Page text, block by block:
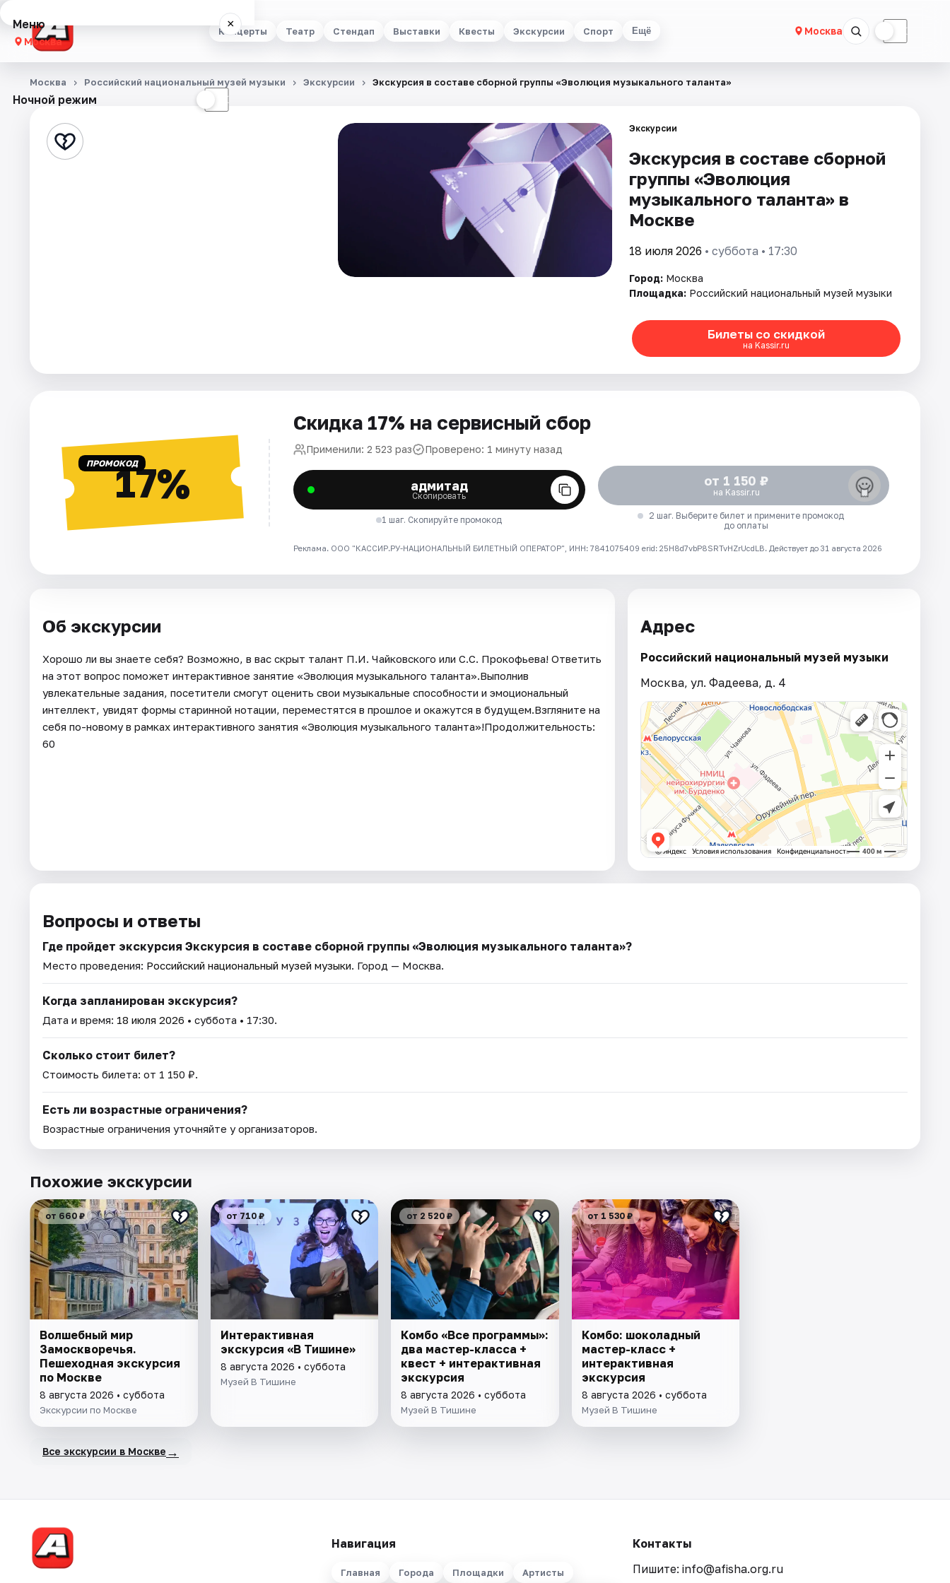
Концерты Театр Стендап Выставки Квесты Экскурсии Спорт Ещё Москва ☾
Меню ×
Москва
Концерты
Стендап
Рейтинги
Ночной режим ☾
Москва Российский национальный музей музыки Экскурсии Экскурсия в составе сборной группы «Эволюция музыкального талантa»
Экскурсии
Экскурсия в составе сборной
группы «Эволюция
музыкального талантa» в
Москве
18 июля 2026 • суббота • 17:30
Город: Москва
Площадка: Российский национальный музей музыки
Билеты со скидкой
на Kassir.ru
ПРОМОКОД17%
Скидка 17% на сервисный сбор
Применили: 2 523 раз Проверено: 1 минуту назад
адмитад
Скопировать
1 шаг. Скопируйте промокод
от 1 150 ₽
на Kassir.ru
2 шаг. Выберите билет и примените промокод
до оплаты
Реклама. ООО "КАССИР.РУ-НАЦИОНАЛЬНЫЙ БИЛЕТНЫЙ ОПЕРАТОР", ИНН: 7841075409 erid: 25H8d7vbP8SRTvHZrUcdLB. Действует до 31 августа 2026
Об экскурсии
Хорошо ли вы знаете себя? Возможно, в вас скрыт талант П.И. Чайковского или С.С. Прокофьева! Ответить
на этот вопрос поможет интерактивное занятие «Эволюция музыкального таланта».Выполнив
увлекательные задания, посетители смогут оценить свои музыкальные способности и эмоциональный
интеллект, увидят формы старинной нотации, переместятся в прошлое и окажутся в будущем.Взгляните на
себя по-новому в рамках интерактивного занятия «Эволюция музыкального таланта»!Продолжительность:
60
Адрес
Российский национальный музей музыки
Москва, ул. Фадеева, д. 4
Вопросы и ответы
Где пройдет экскурсия Экскурсия в составе сборной группы «Эволюция музыкального талантa»?
Место проведения: Российский национальный музей музыки. Город — Москва.
Когда запланирован экскурсия?
Дата и время: 18 июля 2026 • суббота • 17:30.
Сколько стоит билет?
Стоимость билета: от 1 150 ₽.
Есть ли возрастные ограничения?
Возрастные ограничения уточняйте у организаторов.
Похожие экскурсии
от 660 ₽
Волшебный мир
Замоскворечья.
Пешеходная экскурсия
по Москве
8 августа 2026 • суббота
Экскурсии по Москве
от 710 ₽
Интерактивная
экскурсия «В Тишине»
8 августа 2026 • суббота
Музей В Тишине
от 2 520 ₽
Комбо «Все программы»:
два мастер-класса +
квест + интерактивная
экскурсия
8 августа 2026 • суббота
Музей В Тишине
от 1 530 ₽
Комбо: шоколадный
мастер-класс +
интерактивная
экскурсия
8 августа 2026 • суббота
Музей В Тишине
Все экскурсии в Москве →
Навигация
Главная Города Площадки Артисты
Контакты
Пишите: info@afisha.org.ru